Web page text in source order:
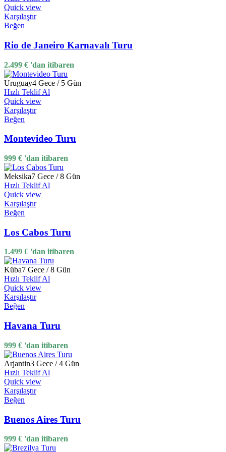
Quick view
Karşılaştır
Beğen
Rio de Janeiro Karnavalı Turu
2.499 € 'dan itibaren
Uruguay4 Gece / 5 Gün
Hızlı Teklif Al
Quick view
Karşılaştır
Beğen
Montevideo Turu
999 € 'dan itibaren
Meksika7 Gece / 8 Gün
Hızlı Teklif Al
Quick view
Karşılaştır
Beğen
Los Cabos Turu
1.499 € 'dan itibaren
Küba7 Gece / 8 Gün
Hızlı Teklif Al
Quick view
Karşılaştır
Beğen
Havana Turu
999 € 'dan itibaren
Arjantin3 Gece / 4 Gün
Hızlı Teklif Al
Quick view
Karşılaştır
Beğen
Buenos Aires Turu
999 € 'dan itibaren